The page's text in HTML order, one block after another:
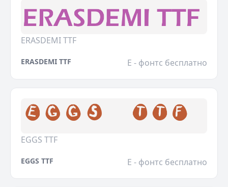
ERASDEMI TTF
ERASDEMI TTF E - фонтс бесплатно
EGGS TTF
EGGS TTF E - фонтс бесплатно